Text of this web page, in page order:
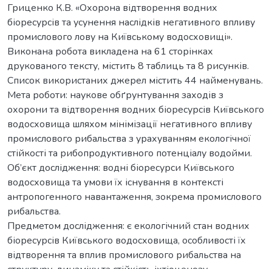
Гриценко К.В. «Охорона відтворення водних
біоресурсів та усунення наслідків негативного впливу
промислового лову на Київському водосховищі».
Виконана робота викладена на 61 сторінках
друкованого тексту, містить 8 таблиць та 8 рисунків.
Список використаних джерел містить 44 найменувань.
Мета роботи: наукове обґрунтування заходів з
охорони та відтворення водних біоресурсів Київського
водосховища шляхом мінімізації негативного впливу
промислового рибальства з урахуванням екологічної
стійкості та рибопродуктивного потенціалу водойми.
Об’єкт дослідження: водні біоресурси Київського
водосховища та умови їх існування в контексті
антропогенного навантаження, зокрема промислового
рибальства.
Предметом дослідження: є екологічний стан водних
біоресурсів Київського водосховища, особливості їх
відтворення та вплив промислового рибальства на